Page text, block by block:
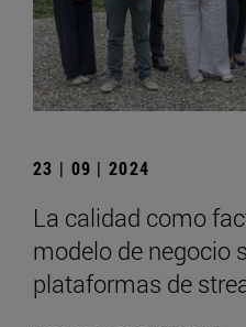
23 | 09 | 2024
La calidad como
modelo de negocio
plataformas de